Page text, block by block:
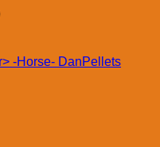
DanPellets